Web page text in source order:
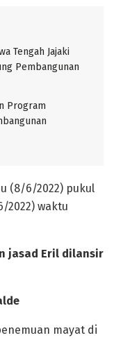
Tengah Jajaki
Pembangunan
Program
(8/6/2022) pukul
2022) waktu
jasad Eril dilansir
mayat di